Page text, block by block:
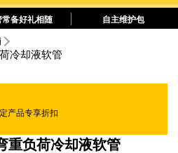
常备好礼相随 自主维护包
荷冷却液软管
产品专享折扣
重负荷冷却液软管